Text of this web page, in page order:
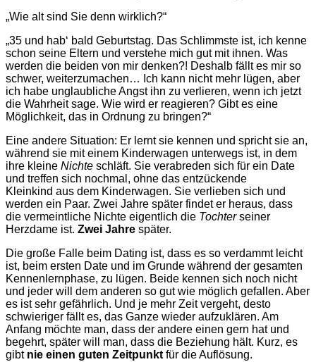
„Wie alt sind Sie denn wirklich?“
„35 und hab‘ bald Geburtstag. Das Schlimmste ist, ich kenne
schon seine Eltern und verstehe mich gut mit ihnen. Was
werden die beiden von mir denken?! Deshalb fällt es mir so
schwer, weiterzumachen… Ich kann nicht mehr lügen, aber
ich habe unglaubliche Angst ihn zu verlieren, wenn ich jetzt
die Wahrheit sage. Wie wird er reagieren? Gibt es eine
Möglichkeit, das in Ordnung zu bringen?“
Eine andere Situation: Er lernt sie kennen und spricht sie an,
während sie mit einem Kinderwagen unterwegs ist, in dem
ihre kleine Nichte schläft. Sie verabreden sich für ein Date
und treffen sich nochmal, ohne das entzückende
Kleinkind aus dem Kinderwagen. Sie verlieben sich und
werden ein Paar. Zwei Jahre später findet er heraus, dass
die vermeintliche Nichte eigentlich die Tochterseiner
Herzdame ist. Zwei Jahre später.
Die große Falle beim Dating ist, dass es so verdammt leicht
ist, beim ersten Date und im Grunde während der gesamten
Kennenlernphase, zu lügen. Beide kennen sich noch nicht
und jeder will dem anderen so gut wie möglich gefallen. Aber
es ist sehr gefährlich. Und je mehr Zeit vergeht, desto
schwieriger fällt es, das Ganze wieder aufzuklären. Am
Anfang möchte man, dass der andere einen gern hat und
begehrt, später will man, dass die Beziehung hält. Kurz, es
gibt nie einen guten Zeitpunkt für die Auflösung.